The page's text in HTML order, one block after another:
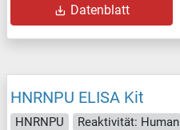
Datenblatt
HNRNPU ELISA Kit
HNRNPU Reaktivität: Human